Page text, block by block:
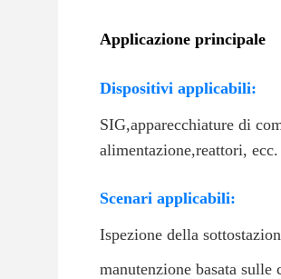
Applicazione principale
Dispositivi applicabili:
SIG,apparecchiature di
alimentazione,reattori, ecc.
Scenari applicabili:
Ispezione della
manutenzione basata sulle